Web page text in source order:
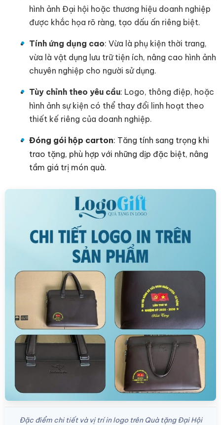
hình ảnh Đại hội hoặc thương hiệu doanh nghiệp
được khắc họa rõ ràng, tạo dấu ấn riêng biệt.
Tính ứng dụng cao: Vừa là phụ kiện thời trang,
vừa là vật dụng lưu trữ tiện ích, nâng cao hình ảnh
chuyên nghiệp cho người sử dụng.
Tùy chỉnh theo yêu cầu: Logo, thông điệp, hoặc
hình ảnh sự kiện có thể thay đổi linh hoạt theo
thiết kế riêng của doanh nghiệp.
Đóng gói hộp carton: Tăng tính sang trọng khi
trao tặng, phù hợp với những dịp đặc biệt, nâng
tầm giá trị món quà.
Đặc điểm chi tiết và vị trí in logo trên Quà tặng Đại Hội